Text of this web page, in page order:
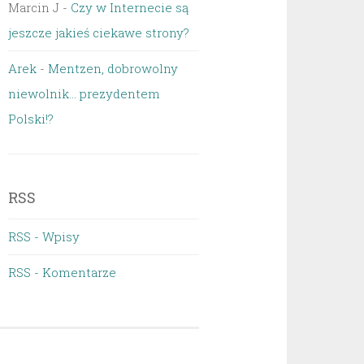
Marcin J - Czy w Internecie są
jeszcze jakieś ciekawe strony?
Arek - Mentzen, dobrowolny
niewolnik… prezydentem
Polski!?
RSS
RSS - Wpisy
RSS - Komentarze